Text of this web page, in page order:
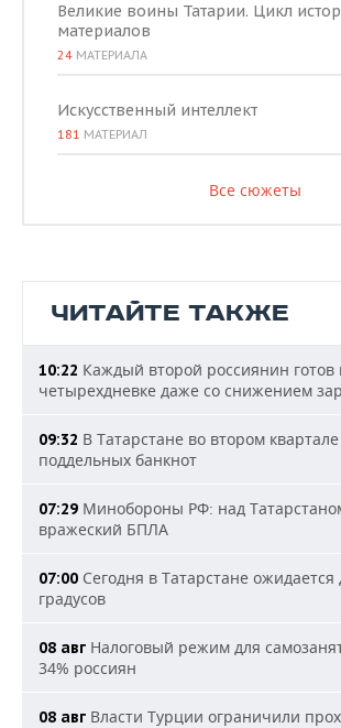
Великие воины Татарии. Цикл
материалов
24 МАТЕРИАЛА
Искусственный интеллект
181 МАТЕРИАЛ
Все сюжеты
ЧИТАЙТЕ ТАКЖЕ
10:22 Каждый второй россиянин готов
четырехдневке даже со снижением
09:32 В Татарстане во втором
поддельных банкнот
07:29 Минобороны РФ: над
вражеский БПЛА
07:00 Сегодня в Татарстане ожидается
градусов
08 авг Налоговый режим для
34% россиян
08 авг Власти Турции ограничили